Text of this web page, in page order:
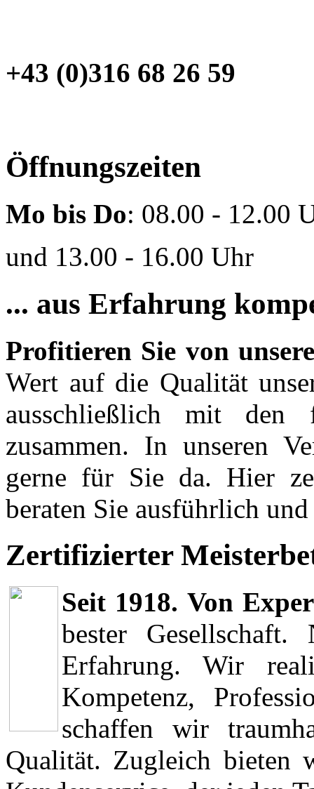
+43 (0)316 68 26 59
Öffnungszeiten
Mo bis Do: 08.00 - 12.00
und 13.00 - 16.00 Uhr
... aus Erfahrung
Profitieren Sie von
Wert auf die Qualität
ausschließlich mit den
zusammen. In unseren
gerne für Sie da. Hier
beraten Sie ausführlich
Zertifizierter
Seit 1918. Von
bester Gesellschaft.
Erfahrung. Wir
Kompetenz,
schaffen wir
Qualität. Zugleich bieten